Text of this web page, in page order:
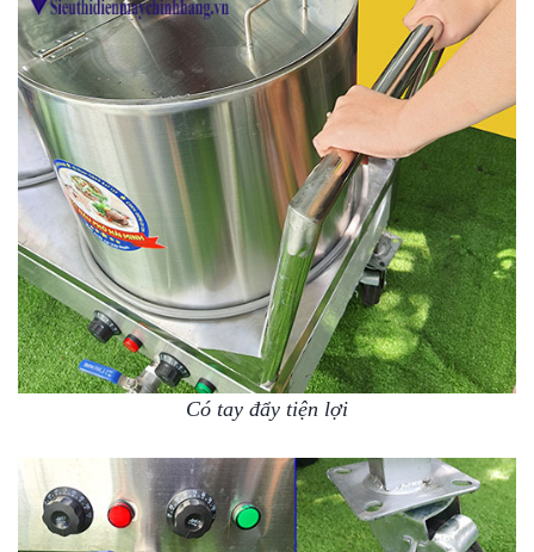
Có tay đẩy tiện lợi